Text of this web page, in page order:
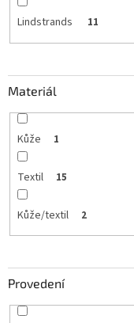
Lindstrands 11
Materiál
Kůže 1
Textil 15
Kůže/textil 2
Provedení